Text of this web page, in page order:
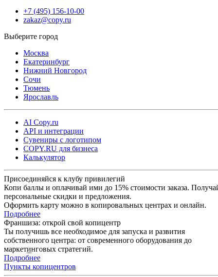
+7 (495) 156-10-00
zakaz@copy.ru
Москва
Екатеринбург
Нижний Новгород
Сочи
Тюмень
Ярославль
AI Copy.ru
API и интеграции
Сувениры с логотипом
COPY.RU для бизнеса
Калькулятор
Присоединяйся к клубу привилегий
Копи баллы и оплачивай ими до 15% стоимости заказа.
персональные скидки и предложения.
Оформить карту можно в копировальных центрах и онлайн.
Подробнее
Франшиза: открой свой копицентр
Ты получишь все необходимое для запуска и развития
собственного центра: от современного оборудования до
маркетинговых стратегий.
Подробнее
Пункты копицентров